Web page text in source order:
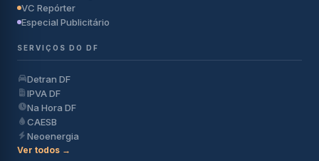
VC Repórter
Especial Publicitário
SERVIÇOS DO DF
Detran DF
IPVA DF
Na Hora DF
CAESB
Neoenergia
Ver todos →